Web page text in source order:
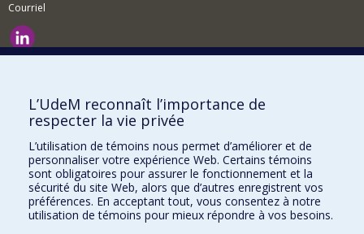
Courriel
Comment soutenir le Département?
BESOIN D'AIDE?
Plan du site
Signaler une erreur
Accessibilité
FACULTÉ DES ARTS ET DES SCIENCES
L’UdeM reconnaît l’importance de
respecter la vie privée
L’utilisation de témoins nous permet d’améliorer et de
personnaliser votre expérience Web. Certains témoins
sont obligatoires pour assurer le fonctionnement et la
sécurité du site Web, alors que d’autres enregistrent vos
préférences. En acceptant tout, vous consentez à notre
utilisation de témoins pour mieux répondre à vos besoins.